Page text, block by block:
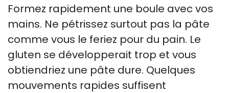
Formez rapidement une boule avec vos
mains. Ne pétrissez surtout pas la pâte
comme vous le feriez pour du pain. Le
gluten se développerait trop et vous
obtiendriez une pâte dure. Quelques
mouvements rapides suffisent